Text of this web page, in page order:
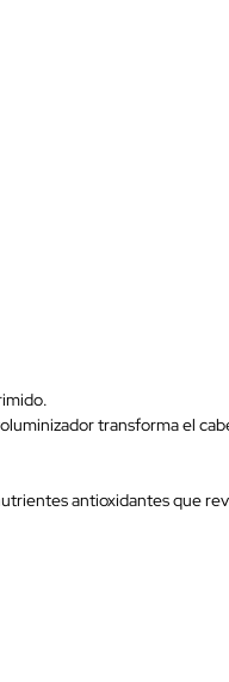
transforma el
antioxidantes que